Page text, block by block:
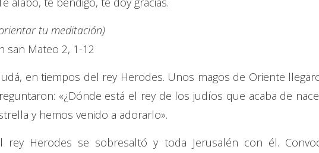
tu meditación)
san Mateo 2, 1-12
en tiempos del rey Herodes. Unos magos de Oriente
«¿Dónde está el rey de los judíos que acaba de
y hemos venido a adorarlo».
Herodes se sobresaltó y toda Jerusalén con él.